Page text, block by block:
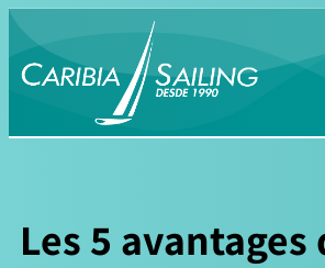
Les 5